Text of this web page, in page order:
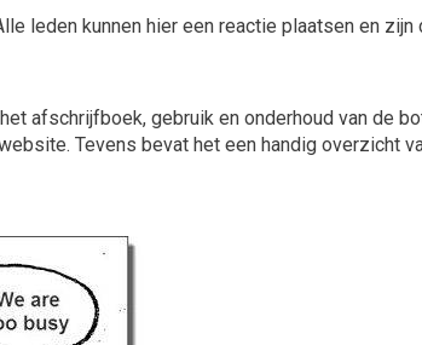
leden kunnen hier een reactie plaatsen en zijn
afschrijfboek, gebruik en onderhoud van de
Tevens bevat het een handig overzicht